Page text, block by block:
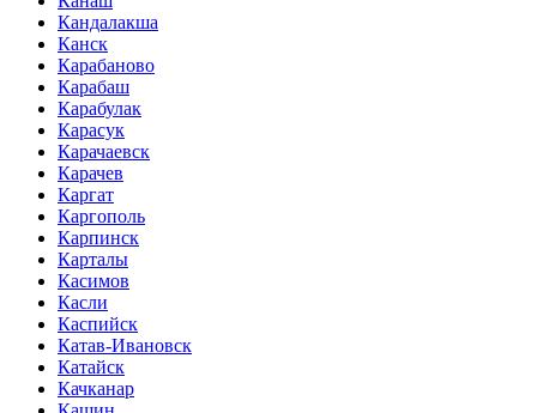
Кандалакша
Канск
Карабаново
Карабаш
Карабулак
Карасук
Карачаевск
Карачев
Каргат
Каргополь
Карпинск
Карталы
Касимов
Касли
Каспийск
Катав-Ивановск
Катайск
Качканар